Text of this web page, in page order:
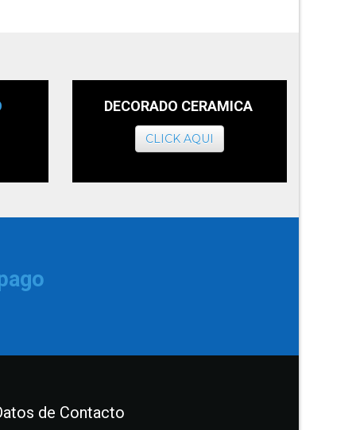
DECORADO CERAMICA
CLICK AQUI
de Contacto